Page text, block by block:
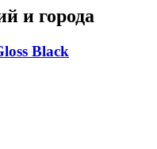
и города
Black